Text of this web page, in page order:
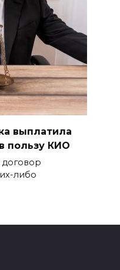
выплатила
пользу КИО
либо